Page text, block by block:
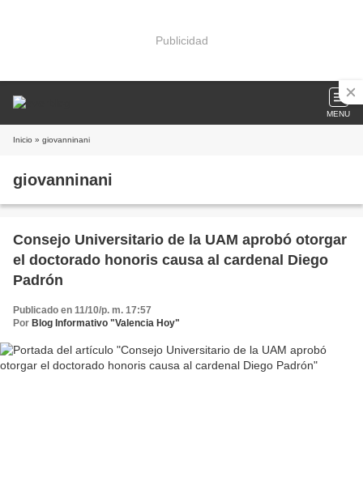
Publicidad
MENU
Inicio » giovanninani
giovanninani
Consejo Universitario de la UAM aprobó otorgar
el doctorado honoris causa al cardenal Diego
Padrón
Publicado en 11/10/p. m. 17:57
Por Blog Informativo "Valencia Hoy"